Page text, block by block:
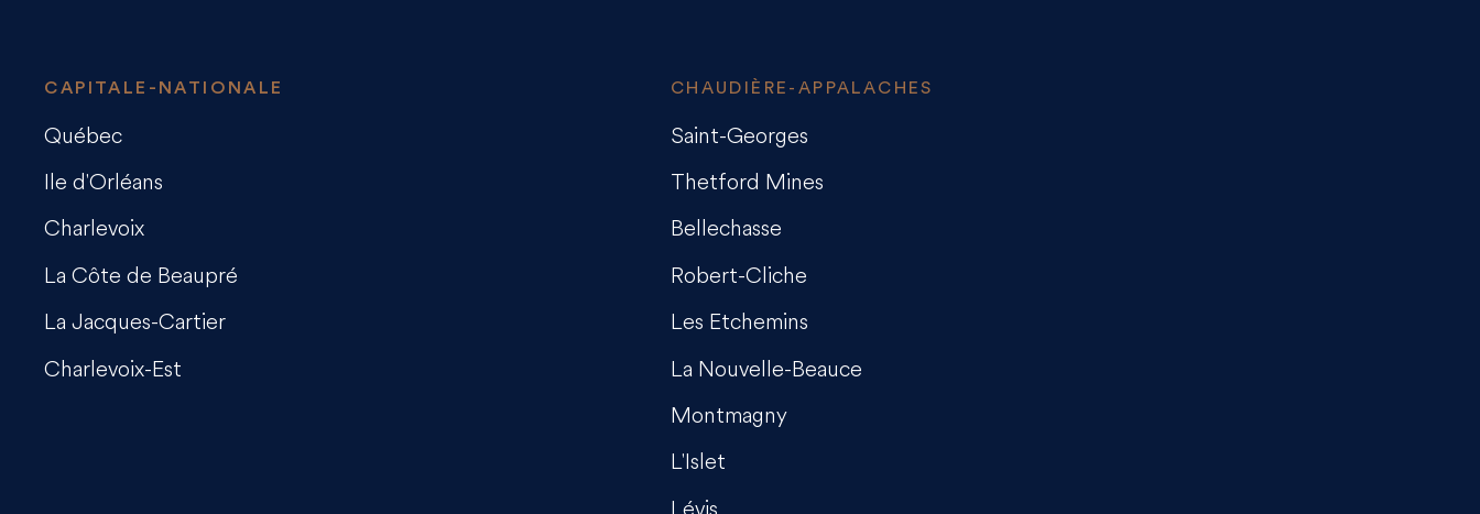
CAPITALE-NATIONALE
Québec
Ile d'Orléans
Charlevoix
La Côte de Beaupré
La Jacques-Cartier
Charlevoix-Est
CHAUDIÈRE-APPALACHES
Saint-Georges
Thetford Mines
Bellechasse
Robert-Cliche
Les Etchemins
La Nouvelle-Beauce
Montmagny
L'Islet
Lévis